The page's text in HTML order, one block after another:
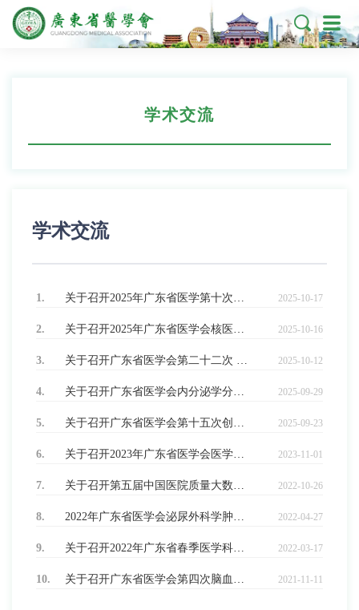

学术交流
学术交流
2025-10-17
1. 关于召开2025年广东省医学第十次生殖免疫与优生学学术会议通知
2025-10-16
2. 关于召开2025年广东省医学会核医学学术会议暨核医学诊疗技术新进展学习班的通知（第二轮）
2025-10-12
3. 关于召开广东省医学会第二十二次 显微外科学学术会议的通知
2025-09-29
4. 关于召开广东省医学会内分泌学分会第十届委员会换届选举会议暨第一次全体委员会议的通知
2025-09-23
5. 关于召开广东省医学会第十五次创伤学/第十三次创伤骨科学学术会议 暨颅脑创伤学术会议的通知
2023-11-01
6. 关于召开2023年广东省医学会医学伦理学学术年会暨医院管理伦理与伦理委员会建设培训班（第三期）的通知
2022-10-26
7. 关于召开第五届中国医院质量大数据医保服务高峰论坛暨广东省医学会第八次医院质量管理与评价学术会议的通知
2022-04-27
8. 2022年广东省医学会泌尿外科学肿瘤专题学术会议的通知
2022-03-17
9. 关于召开2022年广东省春季医学科技周论坛暨广东省医学科学院战略发展高峰论坛的通知
2021-11-11
10. 关于召开广东省医学会第四次脑血管病学学术会议暨第二十四届国际神经病学中山高峰论坛的通知（第三轮）